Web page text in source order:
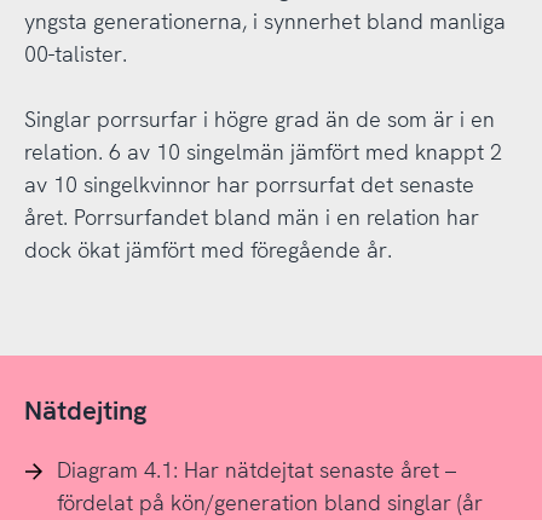
yngsta generationerna, i synnerhet bland manliga
00-talister.
Singlar porrsurfar i högre grad än de som är i en
relation. 6 av 10 singelmän jämfört med knappt 2
av 10 singelkvinnor har porrsurfat det senaste
året. Porrsurfandet bland män i en relation har
dock ökat jämfört med föregående år.
Nätdejting
Diagram 4.1: Har nätdejtat senaste året –
fördelat på kön/generation bland singlar (år